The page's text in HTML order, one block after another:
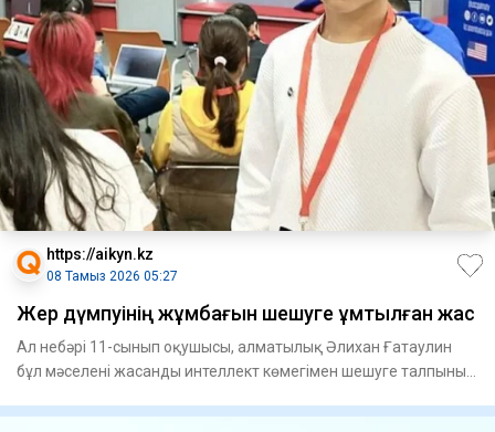
https://aikyn.kz
08 Тамыз 2026 05:27
Жер дүмпуінің жұмбағын шешуге ұмтылған жас
Ал небәрі 11-сынып оқушысы, алматылық Әлихан Ғатаулин
бұл мәселені жасанды интеллект көмегімен шешуге талпынып